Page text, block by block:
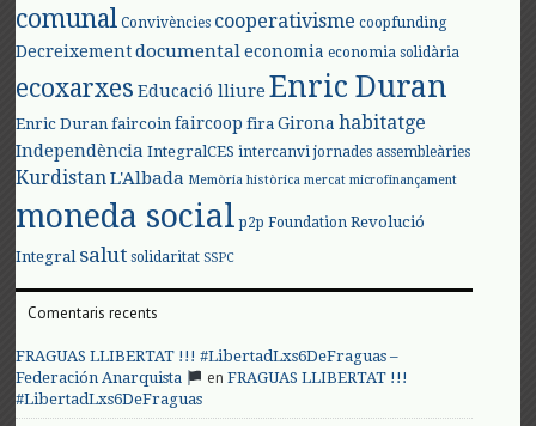
comunal Convivències cooperativisme coopfunding
Decreixement documental economia economia solidària
ecoxarxes Educació lliure Enric Duran
Enric Duran faircoin faircoop fira Girona habitatge
Independència IntegralCES intercanvi jornades assembleàries
KurdistanL'Albada Memòria històrica mercat microfinançament
moneda social p2p Foundation Revolució
Integral salut solidaritat SSPC
Comentaris recents
FRAGUAS LLIBERTAT !!! #LibertadLxs6DeFraguas –
Federación Anarquista
enFRAGUAS LLIBERTAT !!!
#LibertadLxs6DeFraguas